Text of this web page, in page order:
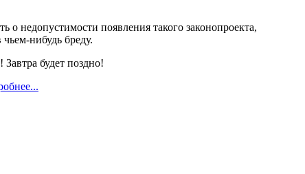
о недопустимости появления такого законопроекта,
нибудь бреду.
будет поздно!